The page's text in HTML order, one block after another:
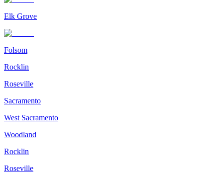
Elk Grove
Folsom
Rocklin
Roseville
Sacramento
West Sacramento
Woodland
Rocklin
Roseville